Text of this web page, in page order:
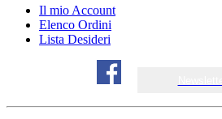
Il mio Account
Elenco Ordini
Lista Desideri